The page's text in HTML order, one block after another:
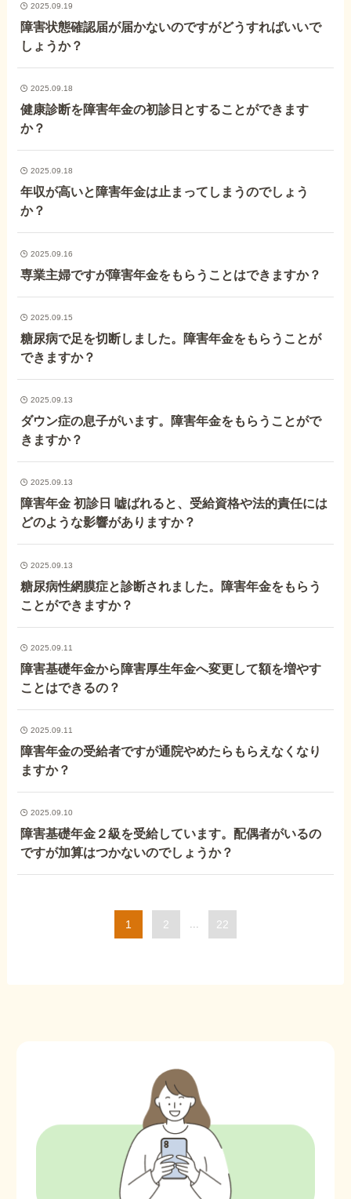
サイトマップ
で受給相談をする
他社と何が違うの？
当事務所に
依頼するメリット
お電話でのお問い合わせ
受付時間：平日9:00~18:00
2025.09.19
障害状態確認届が届かないのですがどうすればいいで
しょうか？
2025.09.18
健康診断を障害年金の初診日とすることができます
か？
2025.09.18
年収が高いと障害年金は止まってしまうのでしょう
か？
2025.09.16
専業主婦ですが障害年金をもらうことはできますか？
2025.09.15
糖尿病で足を切断しました。障害年金をもらうことが
できますか？
2025.09.13
ダウン症の息子がいます。障害年金をもらうことがで
きますか？
2025.09.13
障害年金 初診日 嘘ばれると、受給資格や法的責任には
どのような影響がありますか？
2025.09.13
糖尿病性網膜症と診断されました。障害年金をもらう
ことができますか？
2025.09.11
障害基礎年金から障害厚生年金へ変更して額を増やす
ことはできるの？
2025.09.11
障害年金の受給者ですが通院やめたらもらえなくなり
ますか？
2025.09.10
障害基礎年金２級を受給しています。配偶者がいるの
ですが加算はつかないのでしょうか？
1 2 ... 22